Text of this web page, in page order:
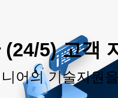
(24/5) 고객
어의 기술지원